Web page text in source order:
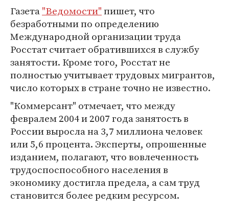
Газета"Ведомости"пишет, что
безработными по определению
Международной организации труда
Росстат считает обратившихся в службу
занятости. Кроме того, Росстат не
полностью учитывает трудовых мигрантов,
число которых в стране точно не известно.
"Коммерсант" отмечает, что между
февралем 2004 и 2007 года занятость в
России выросла на 3,7 миллиона человек
или 5,6 процента. Эксперты, опрошенные
изданием, полагают, что вовлеченность
трудоспоспособного населения в
экономику достигла предела, а сам труд
становится более редким ресурсом.